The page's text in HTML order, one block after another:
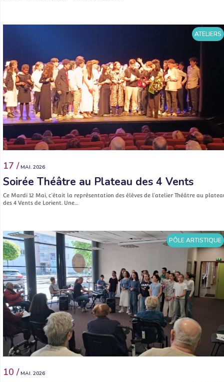
ATELIERS
17 / MAI. 2026
Soirée Théâtre au Plateau des 4 Vents
Ce Mardi 12 Mai, c’était la représentation des élèves de l’atelier Théâtre au
des 4 Vents de Lorient. Une…
PÔLE ARTISTIQUE
10 / MAI. 2026